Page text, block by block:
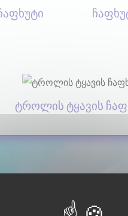
ტროლის ტყავის